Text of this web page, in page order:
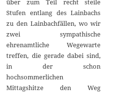
über zum Teil recht steile
Stufen entlang des Lainbachs
zu den Lainbachfällen, wo wir
zwei sympathische
ehrenamtliche Wegewarte
treffen, die gerade dabei sind,
in der schon
hochsommerlichen
Mittagshitze den Weg